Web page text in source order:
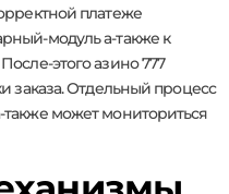
платеже
модуль а-также к
этого азино 777
заказа. Отдельный процесс
может мониториться